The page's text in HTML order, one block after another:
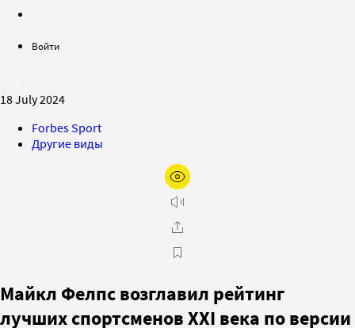
Войти
18 July 2024
Forbes Sport
Другие виды
Майкл Фелпс возглавил рейтинг
лучших спортсменов ХХI века по версии